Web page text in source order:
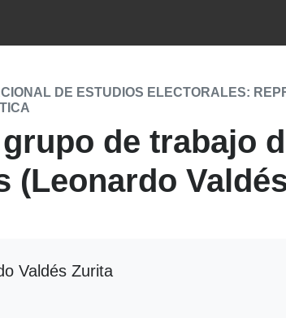
DE ESTUDIOS ELECTORALES:
de trabajo
(Leonardo
Valdés Zurita